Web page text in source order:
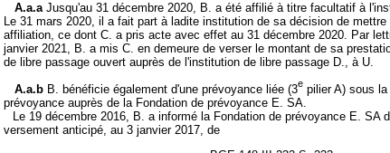
A.a.a Jusqu'au 31 décembre 2020, B. a été affilié à titre facultatif à
Le 31 mars 2020, il a fait part à ladite institution de sa décision de
affiliation, ce dont C. a pris acte avec effet au 31 décembre 2020. Par
janvier 2021, B. a mis C. en demeure de verser le montant de sa
de libre passage ouvert auprès de l'institution de libre passage D., à U.
A.a.b B. bénéficie également d'une prévoyance liée (3e pilier A) sous
prévoyance auprès de la Fondation de prévoyance E. SA.
Le 19 décembre 2016, B. a informé la Fondation de prévoyance E. SA
versement anticipé, au 3 janvier 2017, de